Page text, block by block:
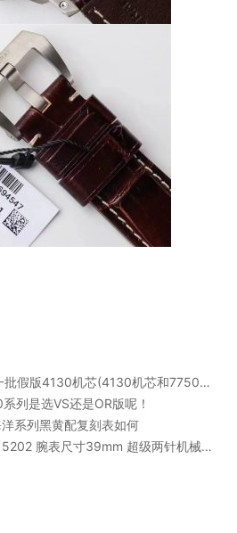
4130机芯(4130机芯和7750机芯区别在哪里)
列是选VS还是OR版呢！
系列黑黄配复刻表如何
腕表尺寸39mm 超级两针机械机芯评测